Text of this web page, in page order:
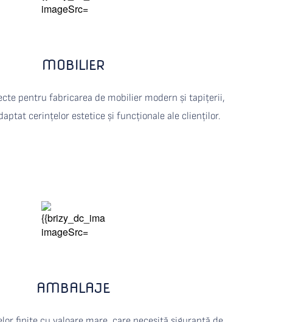
MOBILIER
pentru fabricarea de mobilier modern și tapițerii,
cerințelor estetice și funcționale ale clienților.
AMBALAJE